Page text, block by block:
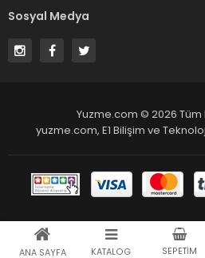
ANA SAYFA KATALOG SEPETIM
Sosyal Medya
Yuzme.com © 2026 Tüm
yuzme.com, E1 Bilişim ve